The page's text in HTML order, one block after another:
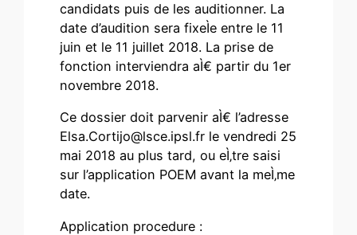
candidats puis de les auditionner. La
date d’audition sera fixeÌe entre le 11
juin et le 11 juillet 2018. La prise de
fonction interviendra aÌ€ partir du 1er
novembre 2018.
Ce dossier doit parvenir aÌ€ l’adresse
Elsa.Cortijo@lsce.ipsl.fr le vendredi 25
mai 2018 au plus tard, ou eÌ‚tre saisi
sur l’application POEM avant la meÌ‚me
date.
Application procedure :